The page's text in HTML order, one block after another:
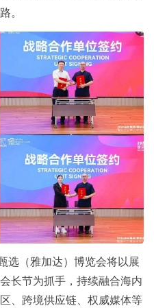
。
（雅加达）博览会将以展
长节为抓手，持续融合海内
、跨境供应链、权威媒体等